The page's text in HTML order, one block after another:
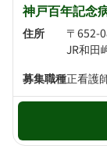
神戸百年記念
住所
〒652-
募集職種正看護